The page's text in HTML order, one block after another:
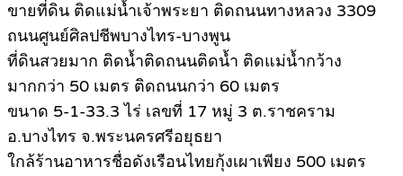
ขายที่ดิน ติดแม่น้ำเจ้าพระยา ติดถนนทางหลวง 3309
ถนนศูนย์ศิลปชีพบางไทร-บางพูน
ที่ดินสวยมาก ติดน้ำติดถนนติดน้ำ ติดแม่น้ำกว้าง
มากกว่า 50 เมตร ติดถนนกว่า 60 เมตร
ขนาด 5-1-33.3 ไร่ เลขที่ 17 หมู่ 3 ต.ราชคราม
อ.บางไทร จ.พระนครศรีอยุธยา
ใกล้ร้านอาหารชื่อดังเรือนไทยกุ้งเผาเพียง 500 เมตร